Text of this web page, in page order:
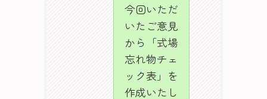
今回いただ
いたご意見
から「式場
忘れ物チェ
ック表」を
作成いたし